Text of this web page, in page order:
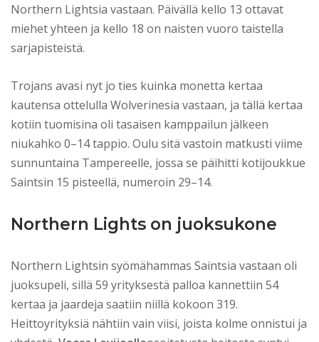
Northern Lightsia vastaan. Päivällä kello 13 ottavat
miehet yhteen ja kello 18 on naisten vuoro taistella
sarjapisteistä.
Trojans avasi nyt jo ties kuinka monetta kertaa
kautensa ottelulla Wolverinesia vastaan, ja tällä kertaa
kotiin tuomisina oli tasaisen kamppailun jälkeen
niukahko 0–14 tappio. Oulu sitä vastoin matkusti viime
sunnuntaina Tampereelle, jossa se päihitti kotijoukkue
Saintsin 15 pisteellä, numeroin 29–14.
Northern Lights on juoksukone
Northern Lightsin syömähammas Saintsia vastaan oli
juoksupeli, sillä 59 yrityksestä palloa kannettiin 54
kertaa ja jaardeja saatiin niillä kokoon 319.
Heittoyrityksiä nähtiin vain viisi, joista kolme onnistui ja